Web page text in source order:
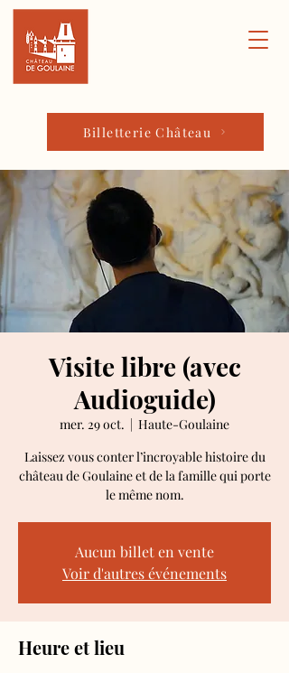
Billetterie Château
Visite libre (avec
Audioguide)
mer. 29 oct.
  |
Haute-Goulaine
Laissez vous conter l’incroyable histoire du
château de Goulaine et de la famille qui porte
le même nom.
Aucun billet en vente
Voir d'autres événements
Heure et lieu